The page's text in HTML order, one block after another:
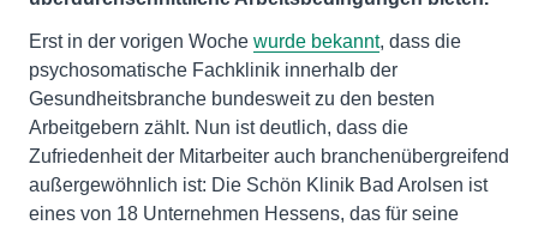
Erst in der vorigen Woche wurde bekannt, dass die
psychosomatische Fachklinik innerhalb der
Gesundheitsbranche bundesweit zu den besten
Arbeitgebern zählt. Nun ist deutlich, dass die
Zufriedenheit der Mitarbeiter auch branchenübergreifend
außergewöhnlich ist: Die Schön Klinik Bad Arolsen ist
eines von 18 Unternehmen Hessens, das für seine